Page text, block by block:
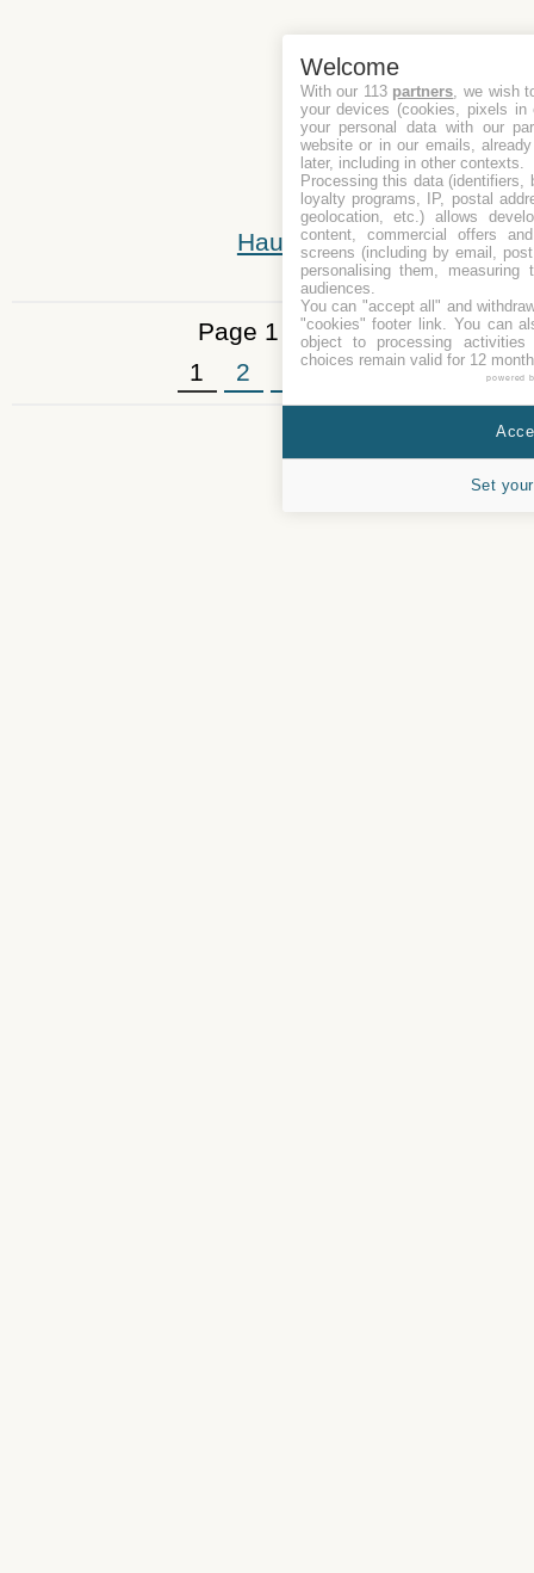
Haut
Page 1 de 3
1
2 »
Welcome
With our 113 partners, we wish
your devices (cookies, pixels
your personal data with our
website or in our emails,
later, including in other contexts.
Processing this data (identifiers,
loyalty programs, IP, postal
geolocation, etc.) allows
content, commercial offers
screens (including by email,
personalising them, measuring
audiences.
You can "accept all" and
"cookies" footer link. You can
object to processing
choices remain valid for 12
powered
Set